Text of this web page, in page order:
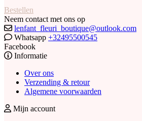
Bestellen
Neem contact met ons op
lenfant_fleuri_boutique@outlook.com
Whatsapp +32495500545
Facebook
Informatie
Over ons
Verzending & retour
Algemene voorwaarden
Mijn account